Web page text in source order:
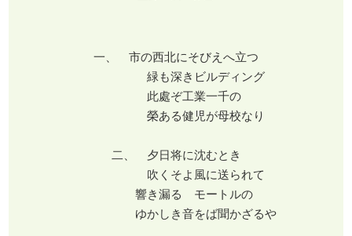
一、 市の西北にそびえへ立つ
緑も深きビルディング
此處ぞ工業一千の
榮ある健児が母校なり
二、 夕日将に沈むとき
吹くそよ風に送られて
響き漏るゝモートルの
ゆかしき音をば聞かざるや